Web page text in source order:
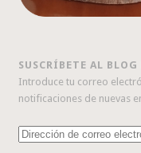
SUSCRÍBETE AL
Introduce tu correo
notificaciones de nuevas
Dirección